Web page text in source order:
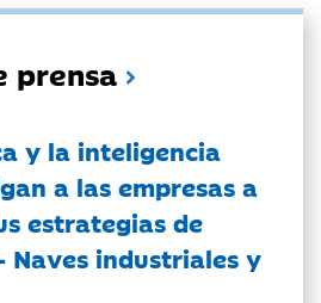
prensa
y la inteligencia
a las empresas a
estrategias de
Naves industriales y